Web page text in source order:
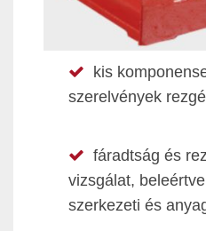
kis
szerelvények
fáradtság és
vizsgálat,
szerkezeti és